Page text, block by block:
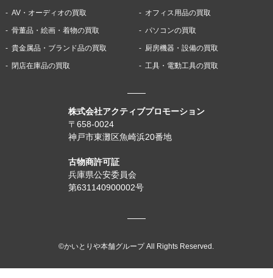
株式会社アクティブプロモーション
〒658-0024
神戸市東灘区魚崎浜20番地
古物商許可証
兵庫県公安委員会
第631140900002号
AV・オーディオの買取 オフィス用品の買取
骨董品・絵画・着物の買取 パソコンの買取
貴金属品・ブランド品の買取 厨房機器・設備の買取
閉店在庫品の買取 工具・電動工具の買取
©かいとりや本舗グループ All Rights Reserved.